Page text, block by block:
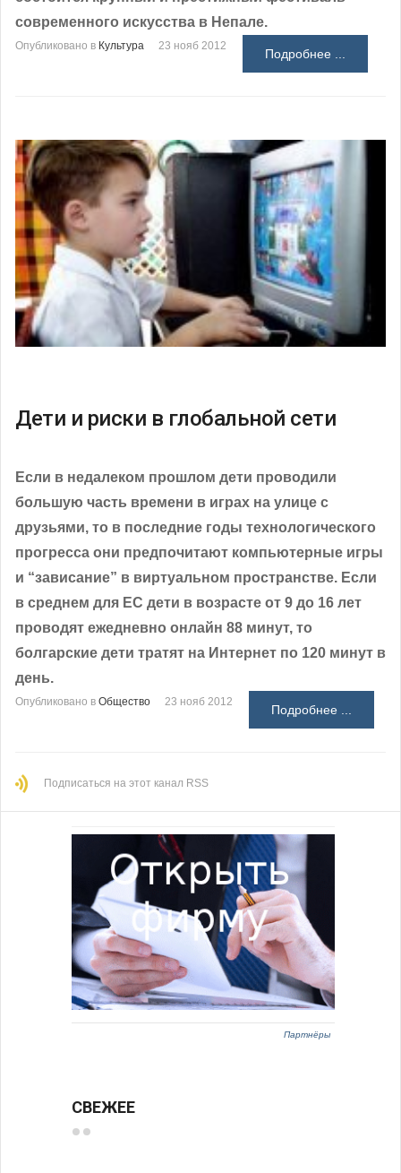
современного искусства в Непале.
Опубликовано в Культура 23 нояб 2012
Подробнее ...
Дети и риски в глобальной сети
Если в недалеком прошлом дети проводили
большую часть времени в играх на улице с
друзьями, то в последние годы технологического
прогресса они предпочитают компьютерные игры
и “зависание” в виртуальном пространстве. Если
в среднем для ЕС дети в возрасте от 9 до 16 лет
проводят ежедневно онлайн 88 минут, то
болгарские дети тратят на Интернет по 120 минут в
день.
Опубликовано в Общество 23 нояб 2012
Подробнее ...
Подписаться на этот канал RSS
Партнёры
СВЕЖЕЕ